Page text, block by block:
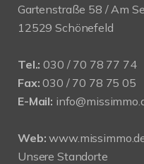
Gartenstraße 58 / Am
12529 Schönefeld
Tel.: 030 / 70 78 77 74
Fax: 030 / 70 78 75 05
E-Mail:
Web:
Unsere Standorte